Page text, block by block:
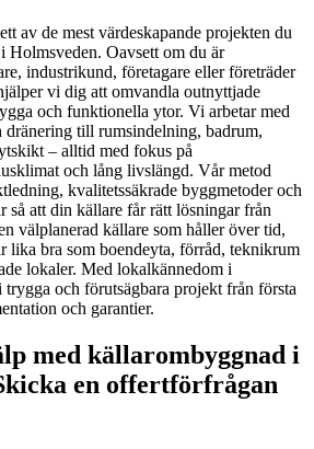
av de mest värdeskapande projekten du
Holmsveden. Oavsett om du är
industrikund, företagare eller företräder
vi dig att omvandla outnyttjade
och funktionella ytor. Vi arbetar med
till rumsindelning, badrum,
– alltid med fokus på
och lång livslängd. Vår metod
kvalitetssäkrade byggmetoder och
så att din källare får rätt lösningar från
välplanerad källare som håller över tid,
lika bra som boendeyta, förråd, teknikrum
lokaler. Med lokalkännedom i
och förutsägbara projekt från första
och garantier.
med källarombyggnad i
en offertförfrågan